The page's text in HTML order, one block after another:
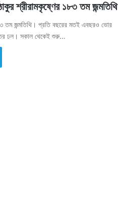
শ্রীরামকৃষ্ণের ১৮৩ তম জন্মতিথি
তম জন্মতিথি। প্রতি বছরের মতই এবছরও ভোর
ঢল। সকাল থেকেই শুরু…